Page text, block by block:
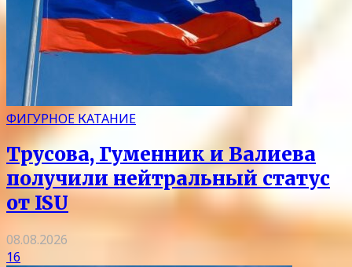
ФИГУРНОЕ КАТАНИЕ
Трусова, Гуменник и Валиева
получили нейтральный статус
от ISU
08.08.2026
16